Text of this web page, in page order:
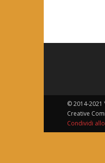
© 2014-2021
Creative
Condividi allo